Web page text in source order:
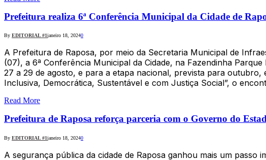
Prefeitura realiza 6ª Conferência Municipal da Cidade de
By EDITORIAL #1janeiro 18, 20240
A Prefeitura de Raposa, por meio da Secretaria Municipal de
(07), a 6ª Conferência Municipal da Cidade, na Fazendinha
27 a 29 de agosto, e para a etapa nacional, prevista para outubro,
Inclusiva, Democrática, Sustentável e com Justiça Social”, o
Read More
Prefeitura de Raposa reforça parceria com o Governo do
By EDITORIAL #1janeiro 18, 20240
A segurança pública da cidade de Raposa ganhou mais um